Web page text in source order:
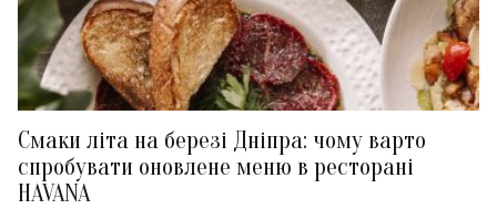
Смаки літа на березі Дніпра: чому варто
спробувати оновлене меню в ресторані
HAVANA